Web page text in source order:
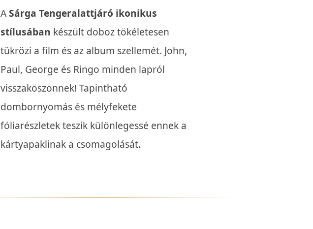
ASárga Tengeralattjáró ikonikus
stílusában készült doboz tökéletesen
tükrözi a film és az album szellemét. John,
Paul, George és Ringo minden lapról
visszaköszönnek! Tapintható
dombornyomás és mélyfekete
fóliarészletek teszik különlegessé ennek a
kártyapaklinak a csomagolását.